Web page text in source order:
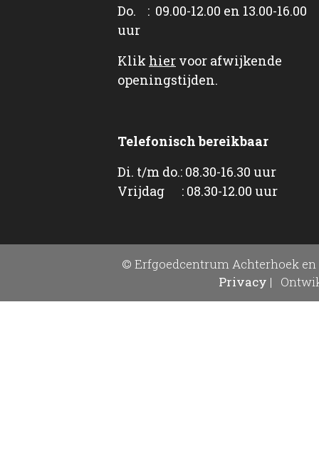
Do. : 09.00-12.00 en 13.00-16.00
uur
Klik hier voor afwijkende
openingstijden.
Telefonisch bereikbaar
Di. t/m do.: 08.30-16.30 uur
Vrijdag : 08.30-12.00 uur
© Erfgoedcentrum Achterhoek en
Privacy |